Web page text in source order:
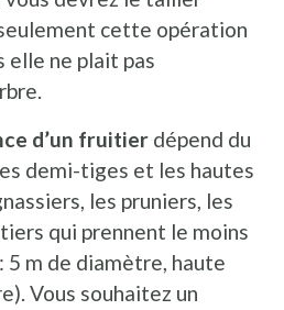
cette opération
elle ne plait pas
d’un fruitier dépend du
demi-tiges et les hautes
les pruniers, les
qui prennent le moins
5 m de diamètre, haute
Vous souhaitez un